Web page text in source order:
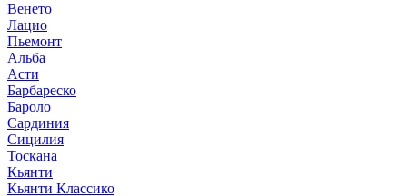
Венето
Лацио
Пьемонт
Альба
Асти
Барбареско
Бароло
Сардиния
Сицилия
Тоскана
Кьянти
Кьянти Классико